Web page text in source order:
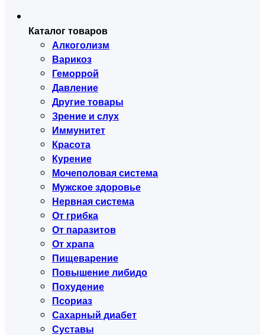
Каталог товаров
Алкоголизм
Варикоз
Геморрой
Давление
Другие товары
Зрение и слух
Иммунитет
Красота
Курение
Мочеполовая система
Мужское здоровье
Нервная система
От грибка
От паразитов
От храпа
Пищеварение
Повышение либидо
Похудение
Псориаз
Сахарный диабет
Суставы